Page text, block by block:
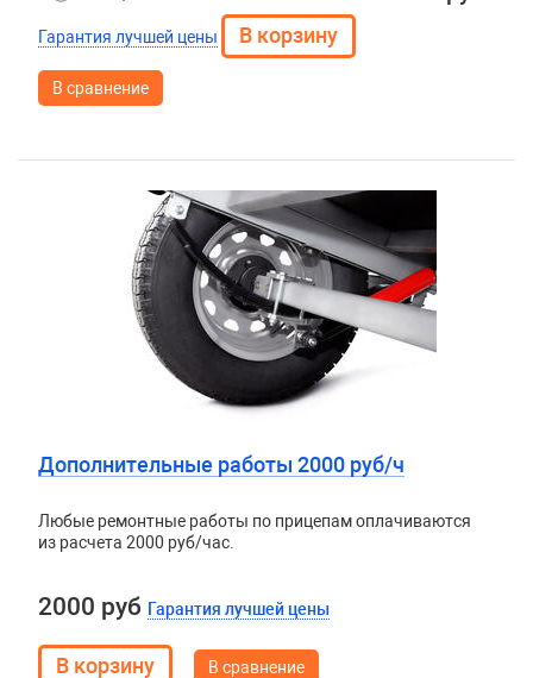
Гарантия лучшей цены
В сравнение
Дополнительные работы 2000 руб/ч
Любые ремонтные работы по прицепам оплачиваются
из расчета 2000 руб/час.
2000 руб Гарантия лучшей цены
В сравнение